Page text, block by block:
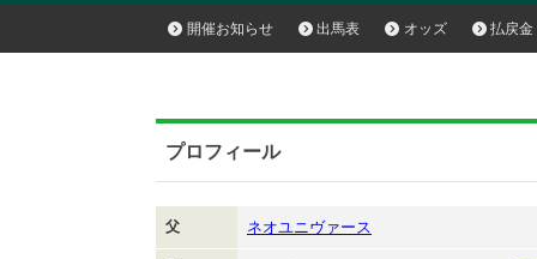
開催お知らせ 出馬表 オッズ 払戻金
プロフィール
父 ネオユニヴァース